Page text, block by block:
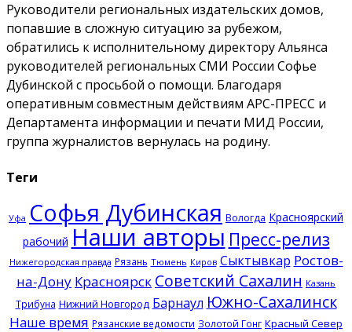
Руководители региональных издательских домов,
попавшие в сложную ситуацию за рубежом,
обратились к исполнительному директору Альянса
руководителей региональных СМИ России Софье
Дубинской с просьбой о помощи. Благодаря
оперативным совместным действиям АРС-ПРЕСС и
Департамента информации и печати МИД России,
группа журналистов вернулась на родину.
Теги
Уфа Софья Дубинская Вологда Красноярский
рабочий Наши авторы Пресс-релиз
Нижегородская правда Рязань Тюмень Киров Сыктывкар Ростов-
на-Дону Красноярск Советский Сахалин Казань
Трибуна Нижний Новгород Барнаул Южно-Сахалинск
Наше время Рязанские ведомости Золотой Гонг Красный Север